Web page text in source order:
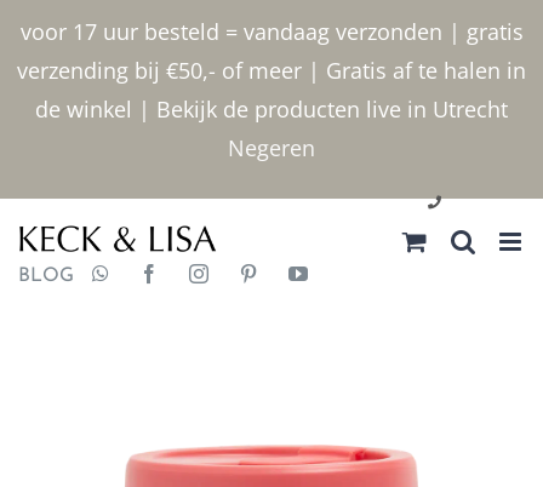
voor 17 uur besteld = vandaag verzonden | gratis
verzending bij €50,- of meer | Gratis af te halen in
de winkel | Bekijk de producten live in Utrecht
Negeren
inhoud
030 2400000
BLOG